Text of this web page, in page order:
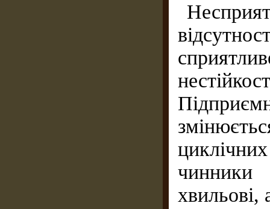
чинники
хвильові,